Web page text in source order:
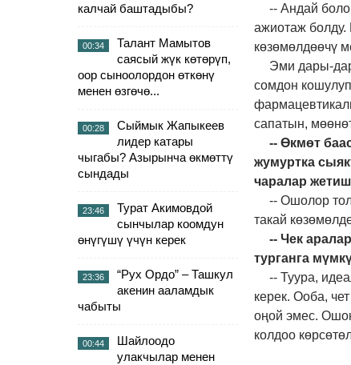
калчай баштадыбы?
00:34
Талант Мамытов
саясый жүк көтөрүп,
оор сыноолордон өткөнү
менен өзгөчө...
00:28
Сыймык Жапыкеев
лидер катары
чыгабы? Азырынча өкмөттү
сындады
23:46
Турат Акимовдой
сынчылар коомдун
өнүгүшү үчүн керек
23:36
“Рух Ордо” – Ташкул
акенин ааламдык
чабыты
00:44
Шайлоодо
улакчылар менен
-- Андай
ажиотаж болду.
көзөмөлдөөчү
Эми дары-
сомдон
сапатын,
-- Өкмөт
жумуртка
чаралар
-- Ошолор
такай
-- Чек
турганга
-- Туура,
керек. Ооба,
оңой эмес.
колдоо